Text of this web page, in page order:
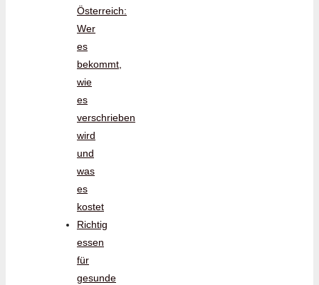
Österreich:
Wer
es
bekommt,
wie
es
verschrieben
wird
und
was
es
kostet
Richtig
essen
für
gesunde